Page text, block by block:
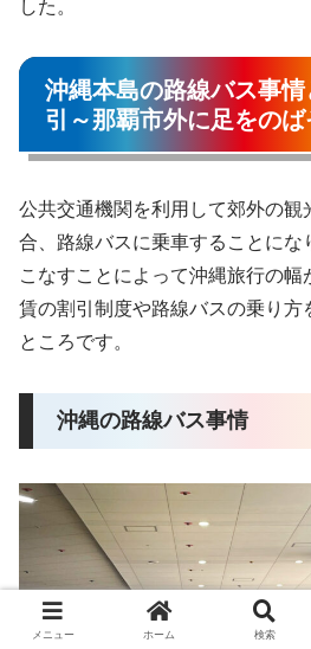
した。
沖縄本島の路線バス事
引～那覇市外に足をのば
公共交通機関を利用して郊外の観
合、路線バスに乗車することにな
こなすことによって沖縄旅行の
賃の割引制度や路線バスの乗り方
ところです。
沖縄の路線バス事情
メニュー ホーム 検索